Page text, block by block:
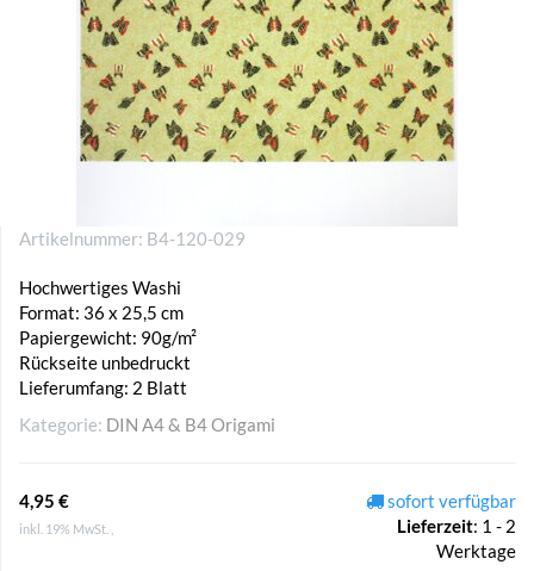
Artikelnummer: B4-120-029
Hochwertiges Washi
Format: 36 x 25,5 cm
Papiergewicht: 90g/m²
Rückseite unbedruckt
Lieferumfang: 2 Blatt
Kategorie: DIN A4 & B4 Origami
4,95 €
inkl. 19% MwSt. ,
sofort verfügbar
Lieferzeit: 1 - 2
Werktage